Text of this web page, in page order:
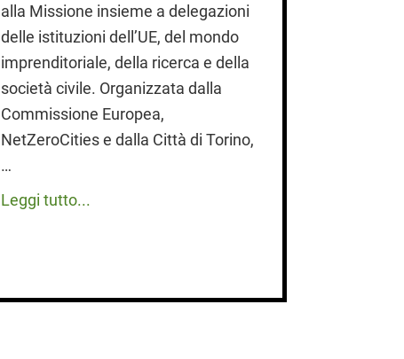
alla Missione insieme a delegazioni
delle istituzioni dell’UE, del mondo
imprenditoriale, della ricerca e della
società civile. Organizzata dalla
Commissione Europea,
NetZeroCities e dalla Città di Torino,
…
Leggi tutto...